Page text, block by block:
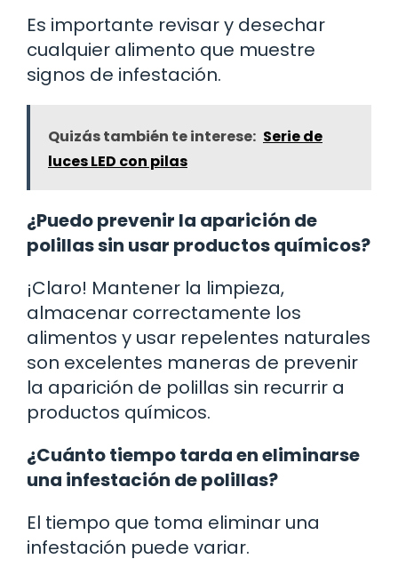
Es importante revisar y desechar
cualquier alimento que muestre
signos de infestación.
Quizás también te interese: Serie de
luces LED con pilas
¿Puedo prevenir la aparición de
polillas sin usar productos químicos?
¡Claro! Mantener la limpieza,
almacenar correctamente los
alimentos y usar repelentes naturales
son excelentes maneras de prevenir
la aparición de polillas sin recurrir a
productos químicos.
¿Cuánto tiempo tarda en eliminarse
una infestación de polillas?
El tiempo que toma eliminar una
infestación puede variar.